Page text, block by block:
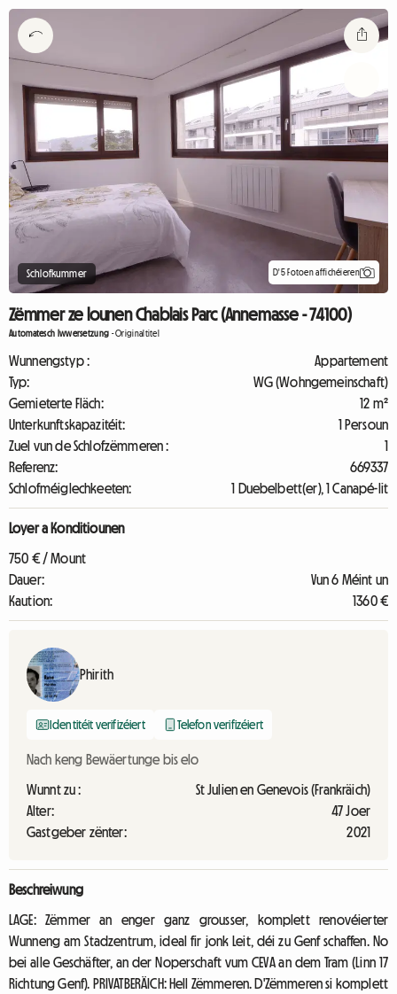
Schlofkummer D'5 Fotoen affichéieren
Zëmmer ze lounen Chablais Parc (Annemasse - 74100)
Automatesch Iwwersetzung -Originaltitel
Wunnengstyp :
Appartement
Typ:
WG (Wohngemeinschaft)
Gemieterte Fläch:
12 m²
Unterkunftskapazitéit:
1 Persoun
Zuel vun de Schlofzëmmeren :
1
Referenz:
669337
Schlofméiglechkeeten:
1 Duebelbett(er), 1 Canapé-lit
Loyer a Konditiounen
750 € / Mount
Dauer:
Vun 6 Méint un
Kaution:
1360 €
Phirith
Identitéit verifizéiert Telefon verifizéiert
Nach keng Bewäertunge bis elo
Wunnt zu :
St Julien en Genevois (Frankräich)
Alter:
47 Joer
Gastgeber zënter:
2021
Beschreiwung
LAGE: Zëmmer an enger ganz grousser, komplett renovéierter
Wunneng am Stadzentrum, ideal fir jonk Leit, déi zu Genf schaffen. No
bei alle Geschäfter, an der Noperschaft vum CEVA an dem Tram (Linn 17
Richtung Genf). PRIVATBERÄICH: Hell Zëmmeren. D'Zëmmeren si komplett